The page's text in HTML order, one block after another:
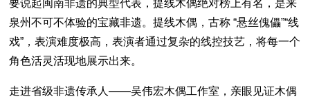
要说起闽南非遗的典型代表，提线木偶绝对榜上有名，是来
泉州不可不体验的宝藏非遗。提线木偶，古称 “悬丝傀儡”“线
戏”，表演难度极高，表演者通过复杂的线控技艺，将每一个
角色活灵活现地展示出来。
走进省级非遗传承人——吴伟宏木偶工作室，亲眼见证木偶